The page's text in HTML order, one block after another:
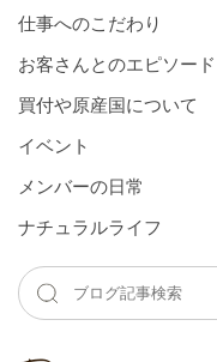
仕事へのこだわり
お客さんとのエピソード
買付や原産国について
イベント
メンバーの⽇常
ナチュラルライフ